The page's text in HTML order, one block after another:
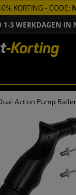
KORTING - CODE:
1-3 WERKDAGEN IN
Action Pump